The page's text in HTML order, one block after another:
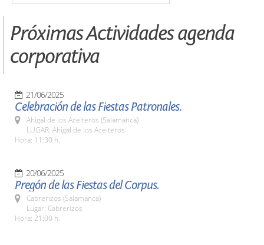
Próximas Actividades agenda
corporativa
21/06/2025
Celebración de las Fiestas Patronales.
Ahigal de los Aceiteros (Salamanca)
LUGAR: Ahigal de los Aceiteros
Hora: 11:30 h.
20/06/2025
Pregón de las Fiestas del Corpus.
Cabrerizos (Salamanca)
Lugar: Cabrerizos
Hora: 21:00 h.